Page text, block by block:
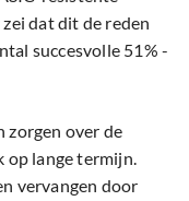
dat dit de reden
succesvolle 51% -
zorgen over de
op lange termijn.
vervangen door